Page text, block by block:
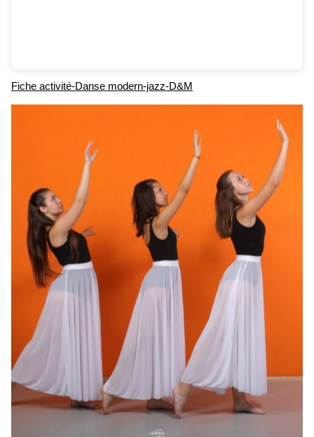
Fiche activité-Danse modern-jazz-D&M